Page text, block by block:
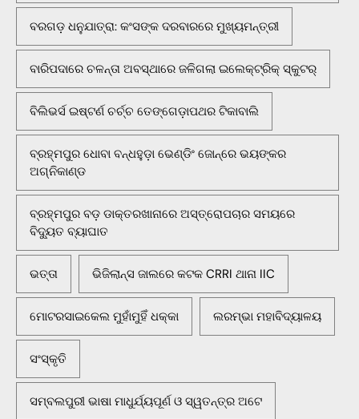
ବରଗଡ଼ ଧନୁଯାତ୍ରା: କଂସଙ୍କ ଦରବାରରେ ମୁଖ୍ୟମନ୍ତ୍ରୀ
ବାରିପଦାରେ ଚଳନ୍ତା ଅବସ୍ଥାରେ ଜଳିଗଲା ଇଲେକ୍ଟ୍ରିକ୍ ସ୍କୁଟର୍
ବିଲିଭର୍ସ ଇଷ୍ଟର୍ଣ ଚର୍ଚ୍ଚ ତେଙ୍ଗେଡ଼ାପଥର ଟିକାବାଲି
ବ୍ରହ୍ମପୁର ଧୋବା ବନ୍ଧହୁଡ଼ା ଭେଣ୍ଡିଂ ଜୋନ୍‌ରେ ଭୟଙ୍କର
ଅଗ୍ନିକାଣ୍ଡ
ବ୍ରହ୍ମପୁର ବଡ଼ ଡାକ୍ତରଖାନାରେ ଅସ୍ତ୍ରୋପଚାର ସମୟରେ
ବିଦ୍ୟୁତ ବ୍ୟାଘାତ
ଭତ୍ତା ଭିଜିଲାନ୍ସ ଜାଲରେ କଟକ CRRI ଥାନା IIC
ମୋଟରସାଇକେଲ ମୁହାଁମୁହିଁ ଧକ୍କା ଲରମ୍ଭା ମହାବିଦ୍ୟାଳୟ
ସଂସ୍କୃତି
ସମ୍ବଲପୁରୀ ଭାଷା ମାଧୁର୍ଯ୍ୟପୂର୍ଣ ଓ ସ୍ୱତନ୍ତ୍ର ଅଟେ